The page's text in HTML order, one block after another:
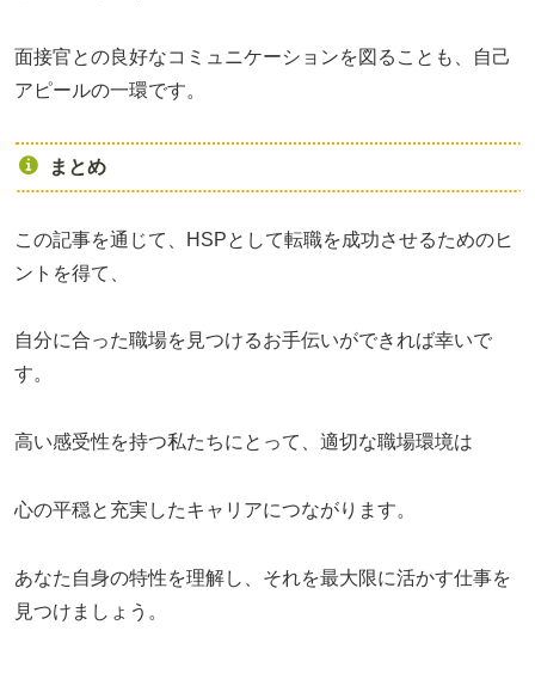
面接官との良好なコミュニケーションを図ることも、自己
アピールの一環です。
まとめ
この記事を通じて、HSPとして転職を成功させるためのヒ
ントを得て、
自分に合った職場を見つけるお手伝いができれば幸いで
す。
高い感受性を持つ私たちにとって、適切な職場環境は
心の平穏と充実したキャリアにつながります。
あなた自身の特性を理解し、それを最大限に活かす仕事を
見つけましょう。